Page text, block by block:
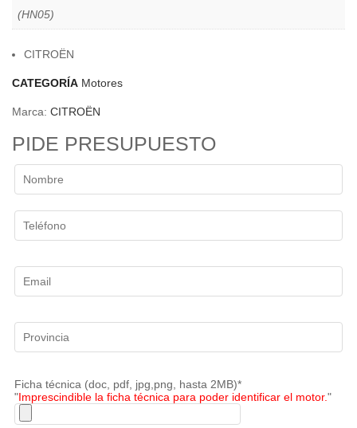
(HN05)
CITROËN
CATEGORÍA Motores
Marca: CITROËN
PIDE PRESUPUESTO
Ficha técnica (doc, pdf, jpg,png, hasta 2MB)*
"Imprescindible la ficha técnica para poder identificar el motor."